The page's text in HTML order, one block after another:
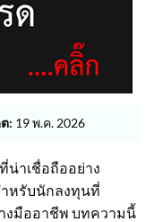
: 19 พ.ค. 2026
น่าเชื่อถืออย่าง
ำหรับนักลงทุนที่
างมืออาชีพ บทความนี้